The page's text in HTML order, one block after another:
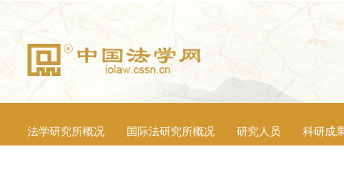
法学研究所概况 国际法研究所概况 研究人员 科研成